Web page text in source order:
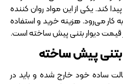
کند. یکی از این مواد روان ‌کننده
می‌رود. هزینه خرید و استفاده
قیمت دیوار بتنی پیش ساخته است.
پیش ساخته
ساده خود خارج شده و باید در